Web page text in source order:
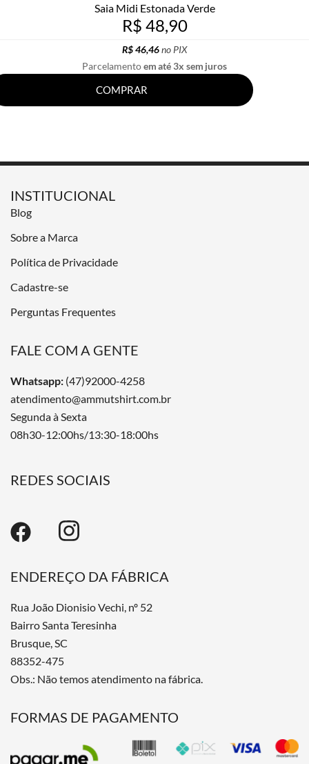
Saia Midi Estonada Verde
R$ 48,90
R$ 46,46no PIX
Parcelamentoem até 3x sem juros
COMPRAR
INSTITUCIONAL
Blog
Sobre a Marca
Política de Privacidade
Cadastre-se
Perguntas Frequentes
FALE COM A GENTE
Whatsapp: (47)92000-4258
atendimento@ammutshirt.com.br
Segunda à Sexta
08h30-12:00hs/13:30-18:00hs
REDES SOCIAIS
ENDEREÇO DA FÁBRICA
Rua João Dionisio Vechi, nº 52
Bairro Santa Teresinha
Brusque, SC
88352-475
Obs.: Não temos atendimento na fábrica.
FORMAS DE PAGAMENTO